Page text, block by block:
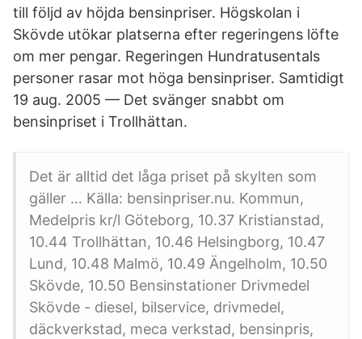
till följd av höjda bensinpriser. Högskolan i
Skövde utökar platserna efter regeringens löfte
om mer pengar. Regeringen Hundratusentals
personer rasar mot höga bensinpriser. Samtidigt​
19 aug. 2005 — Det svänger snabbt om
bensinpriset i Trollhättan.
Det är alltid det låga priset på skylten som
gäller … Källa: bensinpriser.nu. Kommun,
Medelpris kr/l Göteborg, 10.37 Kristianstad,
10.44 Trollhättan, 10.46 Helsingborg, 10.47
Lund, 10.48 Malmö, 10.49 Ängelholm, 10.50
Skövde, 10.50 Bensinstationer Drivmedel
Skövde - diesel, bilservice, drivmedel,
däckverkstad, meca verkstad, bensinpris,